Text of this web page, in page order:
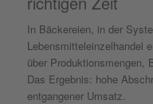
In Bäckereien, in der
Lebensmitteleinzelhandel
über Produktionsmengen,
Das Ergebnis: hohe
entgangener Umsatz.